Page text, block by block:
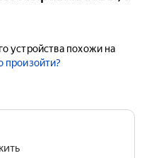
устройства похожи на
произойти?